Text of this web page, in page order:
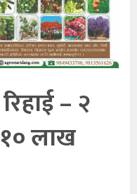
– २
लाख